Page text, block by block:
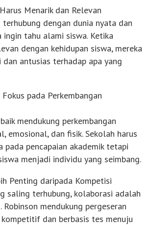
Menarik dan Relevan
terhubung dengan dunia nyata dan
ingin tahu alami siswa. Ketika
dengan kehidupan siswa, mereka
antusias terhadap apa yang
pada Perkembangan
mendukung perkembangan
emosional, dan fisik. Sekolah harus
pada pencapaian akademik tetapi
menjadi individu yang seimbang.
Penting daripada Kompetisi
saling terhubung, kolaborasi adalah
Robinson mendukung pergeseran
dan berbasis tes menuju